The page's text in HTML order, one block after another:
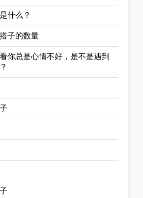
什么？
子的数量
你总是心情不好，是不是遇到